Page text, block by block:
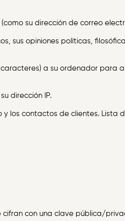
su dirección de correo
sus opiniones políticas,
caracteres) a su ordenador para
dirección IP.
y los contactos de clientes. Lista
cifran con una clave pública/